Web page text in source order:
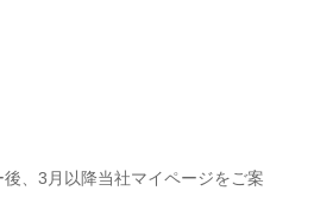
、3月以降当社マイページをご案